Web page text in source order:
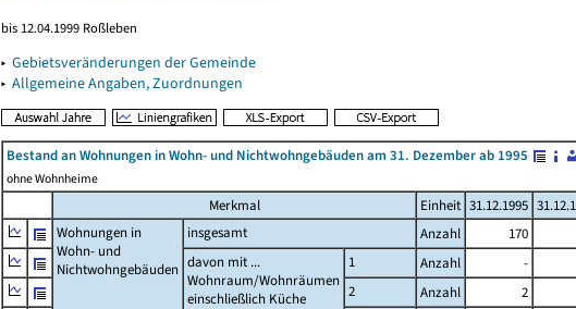
bis 12.04.1999 Roßleben
▸ Gebietsveränderungen der Gemeinde
▸ Allgemeine Angaben, Zuordnungen
Bestand an Wohnungen in Wohn- und Nichtwohngebäuden am 31. Dezember ab 1995
ohne Wohnheime
Merkmal Einheit 31.12.1995
Wohnungen in
Wohn- und
Nichtwohngebäuden
insgesamt Anzahl 170
davon mit ...
Wohnraum/Wohnräumen
einschließlich Küche
1 Anzahl -
2
Anzahl 2